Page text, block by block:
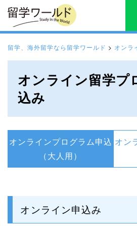
留学、海外留学なら留学ワールド > オンラ
オンライン留学プ
込み
オンラインプログラム申込
（大人用）
オン
オンライン申込み